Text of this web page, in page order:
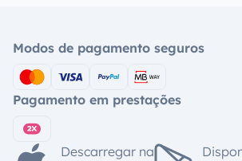
Modos de pagamento seguros
Pagamento em prestações
Descarregar na